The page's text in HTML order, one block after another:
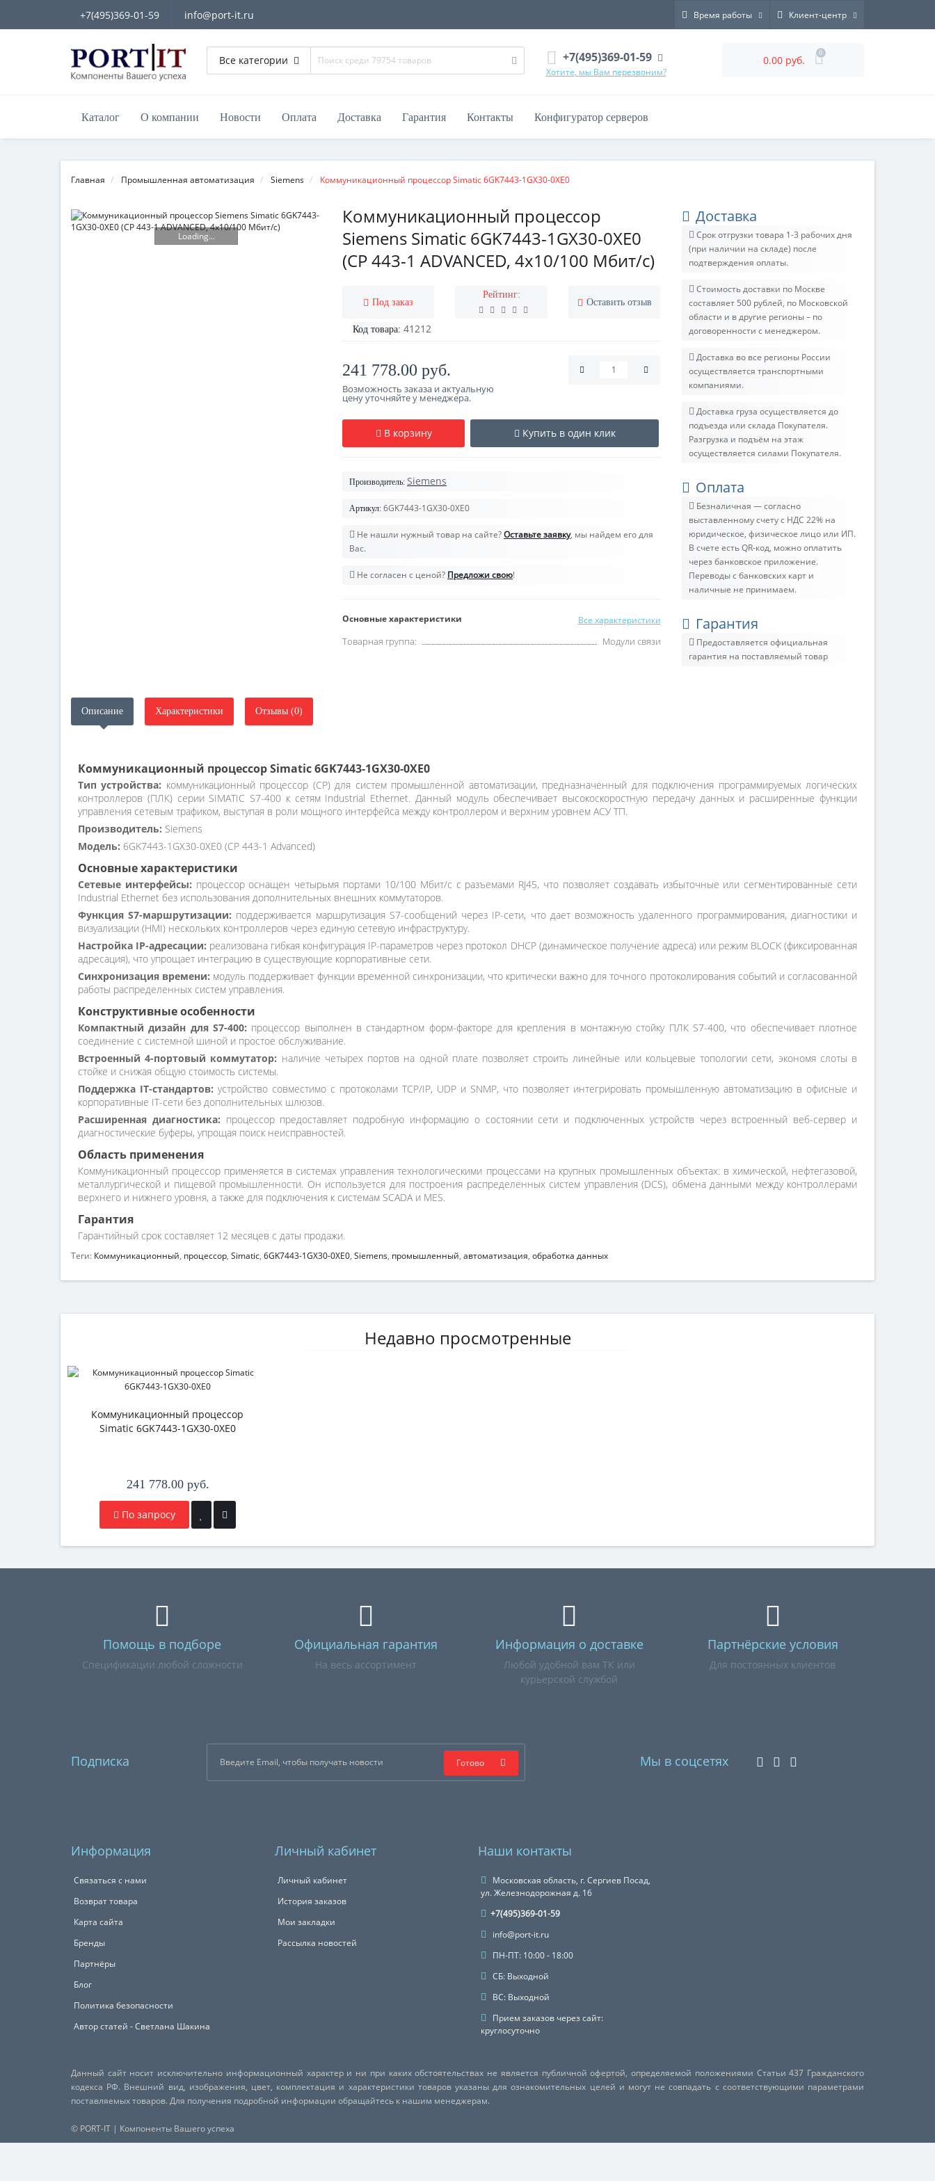
+7(495)369-01-59 info@port-it.ru Время работы Клиент-центр
Все категории +7(495)369-01-59
Хотите, мы Вам перезвоним?
0.00 руб.
0
Каталог О компании Новости Оплата Доставка Гарантия Контакты Конфигуратор серверов
Главная Промышленная автоматизация Siemens Коммуникационный процессор Simatic 6GK7443-1GX30-0XE0
Loading...
Коммуникационный процессор
Siemens Simatic 6GK7443-1GX30-0XE0
(CP 443-1 ADVANCED, 4x10/100 Мбит/с)
Под заказ
Рейтинг:
Оставить отзыв
Код товара: 41212
241 778.00 руб.
Возможность заказа и актуальную
цену уточняйте у менеджера.
В корзину Купить в один клик
Производитель: Siemens
Артикул: 6GK7443-1GX30-0XE0
Не нашли нужный товар на сайте?Оставьте заявку, мы найдем его для
Вас.
Не согласен с ценой? Предложи свою!
Основные характеристики Все характеристики
Товарная группа: Модули связи
Доставка
Срок отгрузки товара 1-3 рабочих дня
(при наличии на складе) после
подтверждения оплаты.
Стоимость доставки по Москве
составляет 500 рублей, по Московской
области и в другие регионы – по
договоренности с менеджером.
Доставка во все регионы России
осуществляется транспортными
компаниями.
Доставка груза осуществляется до
подъезда или склада Покупателя.
Разгрузка и подъём на этаж
осуществляется силами Покупателя.
Оплата
Безналичная — согласно
выставленному счету c НДС 22% на
юридическое, физическое лицо или ИП.
В счете есть QR-код, можно оплатить
через банковское приложение.
Переводы с банковских карт и
наличные не принимаем.
Гарантия
Предоставляется официальная
гарантия на поставляемый товар
Описание Характеристики Отзывы (0)
Коммуникационный процессор Simatic 6GK7443-1GX30-0XE0
Тип устройства: коммуникационный процессор (CP) для систем промышленной автоматизации, предназначенный для подключения программируемых логических
контроллеров (ПЛК) серии SIMATIC S7-400 к сетям Industrial Ethernet. Данный модуль обеспечивает высокоскоростную передачу данных и расширенные функции
управления сетевым трафиком, выступая в роли мощного интерфейса между контроллером и верхним уровнем АСУ ТП.
Производитель: Siemens
Модель: 6GK7443-1GX30-0XE0 (CP 443-1 Advanced)
Основные характеристики
Сетевые интерфейсы: процессор оснащен четырьмя портами 10/100 Мбит/с с разъемами RJ45, что позволяет создавать избыточные или сегментированные сети
Industrial Ethernet без использования дополнительных внешних коммутаторов.
Функция S7-маршрутизации: поддерживается маршрутизация S7-сообщений через IP-сети, что дает возможность удаленного программирования, диагностики и
визуализации (HMI) нескольких контроллеров через единую сетевую инфраструктуру.
Настройка IP-адресации: реализована гибкая конфигурация IP-параметров через протокол DHCP (динамическое получение адреса) или режим BLOCK (фиксированная
адресация), что упрощает интеграцию в существующие корпоративные сети.
Синхронизация времени: модуль поддерживает функции временной синхронизации, что критически важно для точного протоколирования событий и согласованной
работы распределенных систем управления.
Конструктивные особенности
Компактный дизайн для S7-400: процессор выполнен в стандартном форм-факторе для крепления в монтажную стойку ПЛК S7-400, что обеспечивает плотное
соединение с системной шиной и простое обслуживание.
Встроенный 4-портовый коммутатор: наличие четырех портов на одной плате позволяет строить линейные или кольцевые топологии сети, экономя слоты в
стойке и снижая общую стоимость системы.
Поддержка IT-стандартов: устройство совместимо с протоколами TCP/IP, UDP и SNMP, что позволяет интегрировать промышленную автоматизацию в офисные и
корпоративные IT-сети без дополнительных шлюзов.
Расширенная диагностика: процессор предоставляет подробную информацию о состоянии сети и подключенных устройств через встроенный веб-сервер и
диагностические буферы, упрощая поиск неисправностей.
Область применения
Коммуникационный процессор применяется в системах управления технологическими процессами на крупных промышленных объектах: в химической, нефтегазовой,
металлургической и пищевой промышленности. Он используется для построения распределенных систем управления (DCS), обмена данными между контроллерами
верхнего и нижнего уровня, а также для подключения к системам SCADA и MES.
Гарантия
Гарантийный срок составляет 12 месяцев с даты продажи.
Теги: Коммуникационный, процессор, Simatic, 6GK7443-1GX30-0XE0, Siemens, промышленный, автоматизация, обработка данных
Недавно просмотренные
Коммуникационный процессор
Simatic 6GK7443-1GX30-0XE0
241 778.00 руб.
По запросу
Помощь в подборе
Спецификации любой сложности
Официальная гарантия
На весь ассортимент
Информация о доставке
Любой удобной вам ТК или
курьерской службой
Партнёрские условия
Для постоянных клиентов
Подписка Готово Мы в соцсетях
Информация
Связаться с нами
Возврат товара
Карта сайта
Бренды
Партнёры
Блог
Политика безопасности
Автор статей - Светлана Шакина
Личный кабинет
Личный кабинет
История заказов
Мои закладки
Рассылка новостей
Наши контакты
Московская область, г. Сергиев Посад,
ул. Железнодорожная д. 16
+7(495)369-01-59
info@port-it.ru
ПН-ПТ: 10:00 - 18:00
СБ: Выходной
ВС: Выходной
Прием заказов через сайт:
круглосуточно
Данный сайт носит исключительно информационный характер и ни при каких обстоятельствах не является публичной офертой, определяемой положениями Статьи 437 Гражданского
кодекса РФ. Внешний вид, изображения, цвет, комплектация и характеристики товаров указаны для ознакомительных целей и могут не совпадать с соответствующими параметрами
поставляемых товаров. Для получения подробной информации обращайтесь к нашим менеджерам.
© PORT-IT | Компоненты Вашего успеха